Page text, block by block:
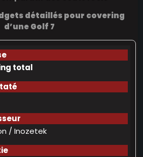
détaillés pour covering
d’une Golf 7
total
/ Inozetek